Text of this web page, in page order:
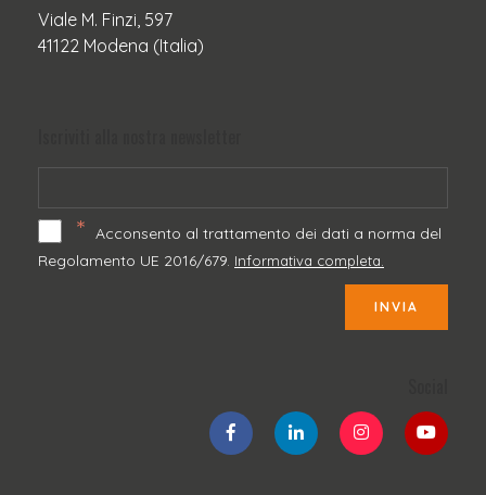
Viale M. Finzi, 597
41122 Modena (Italia)
* Acconsento al trattamento dei dati a norma del
Regolamento UE 2016/679. Informativa completa.
INVIA